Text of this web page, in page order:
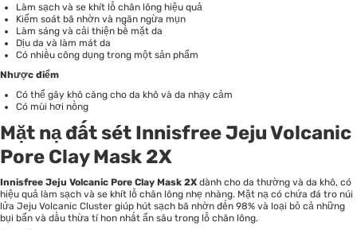
Làm sạch và se khít lỗ chân lông hiệu quả
Kiểm soát bã nhờn và ngăn ngừa mụn
Làm sáng và cải thiện bề mặt da
Dịu da và làm mát da
Có nhiều công dụng trong một sản phẩm
Nhược điểm
Có thể gây khô căng cho da khô và da nhạy cảm
Có mùi hơi nồng
Mặt nạ đất sét Innisfree Jeju Volcanic
Pore Clay Mask 2X
Innisfree Jeju Volcanic Pore Clay Mask 2X dành cho da thường và da khô, có
hiệu quả làm sạch và se khít lỗ chân lông nhẹ nhàng. Mặt nạ có chứa đá tro núi
lửa Jeju Volcanic Cluster giúp hút sạch bã nhờn đến 98% và loại bỏ cả những
bụi bẩn và dầu thừa tí hon nhất ẩn sâu trong lỗ chân lông.